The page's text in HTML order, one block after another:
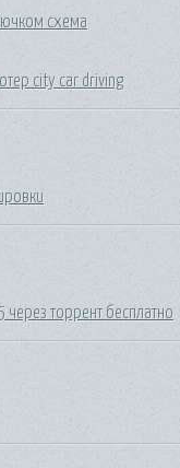
схема
city car driving
через торрент бесплатно